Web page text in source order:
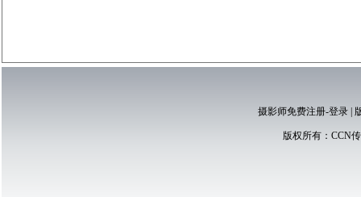
摄影师免费注册-登录|
版权所有： CCN